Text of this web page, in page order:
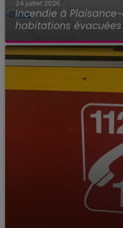
24 juillet 2026
Incendie à
habitations évacuées